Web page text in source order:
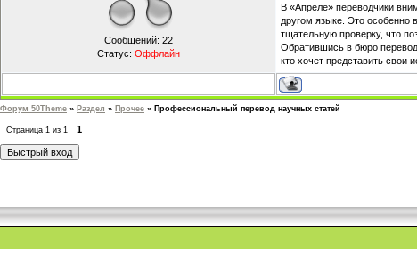
Сообщений: 22
Статус: Оффлайн
В «Апреле» переводчики
другом языке. Это особенно
тщательную проверку, что
Обратившись в бюро
кто хочет представить свои
Форум 50Theme » Раздел » Прочее » Профессиональный перевод научных статей
Страница 1 из 1
1